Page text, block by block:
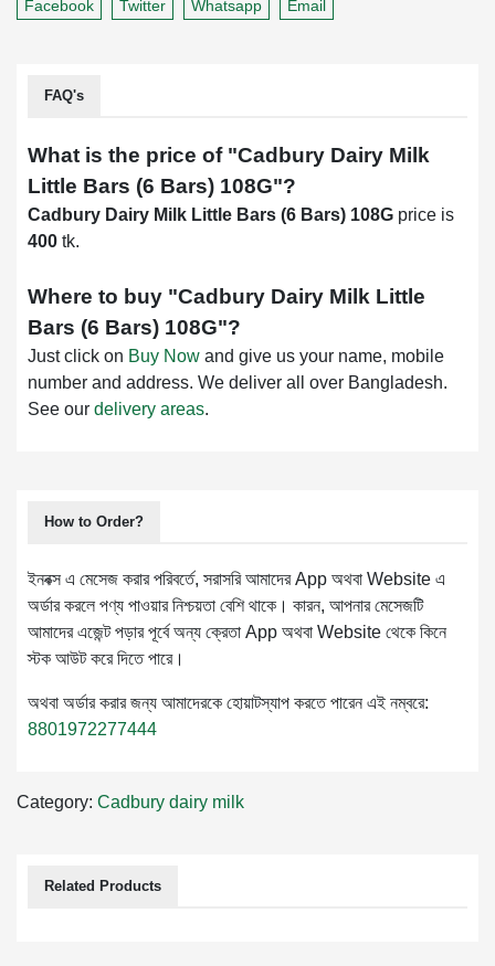
Facebook Twitter Whatsapp Email
FAQ's
What is the price of "Cadbury Dairy Milk
Little Bars (6 Bars) 108G"?
Cadbury Dairy Milk Little Bars (6 Bars) 108G price is
400 tk.
Where to buy "Cadbury Dairy Milk Little
Bars (6 Bars) 108G"?
Just click on Buy Now and give us your name, mobile
number and address. We deliver all over Bangladesh.
See our delivery areas.
How to Order?
ইনবক্স এ মেসেজ করার পরিবর্তে, সরাসরি আমাদের App অথবা Website এ
অর্ডার করলে পণ্য পাওয়ার নিশ্চয়তা বেশি থাকে। কারন, আপনার মেসেজটি
আমাদের এজেন্ট পড়ার পূর্বে অন্য ক্রেতা App অথবা Website থেকে কিনে
স্টক আউট করে দিতে পারে।
অথবা অর্ডার করার জন্য আমাদেরকে হোয়াটস্যাপ করতে পারেন এই নম্বরে:
8801972277444
Category: Cadbury dairy milk
Related Products